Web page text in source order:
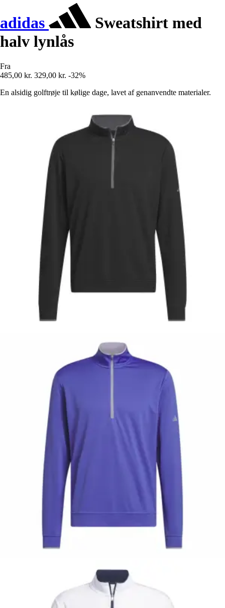
adidas
Sweatshirt med
halv lynlås
Fra
485,00 kr. 329,00 kr. -32%
En alsidig golftrøje til kølige dage, lavet af genanvendte materialer.